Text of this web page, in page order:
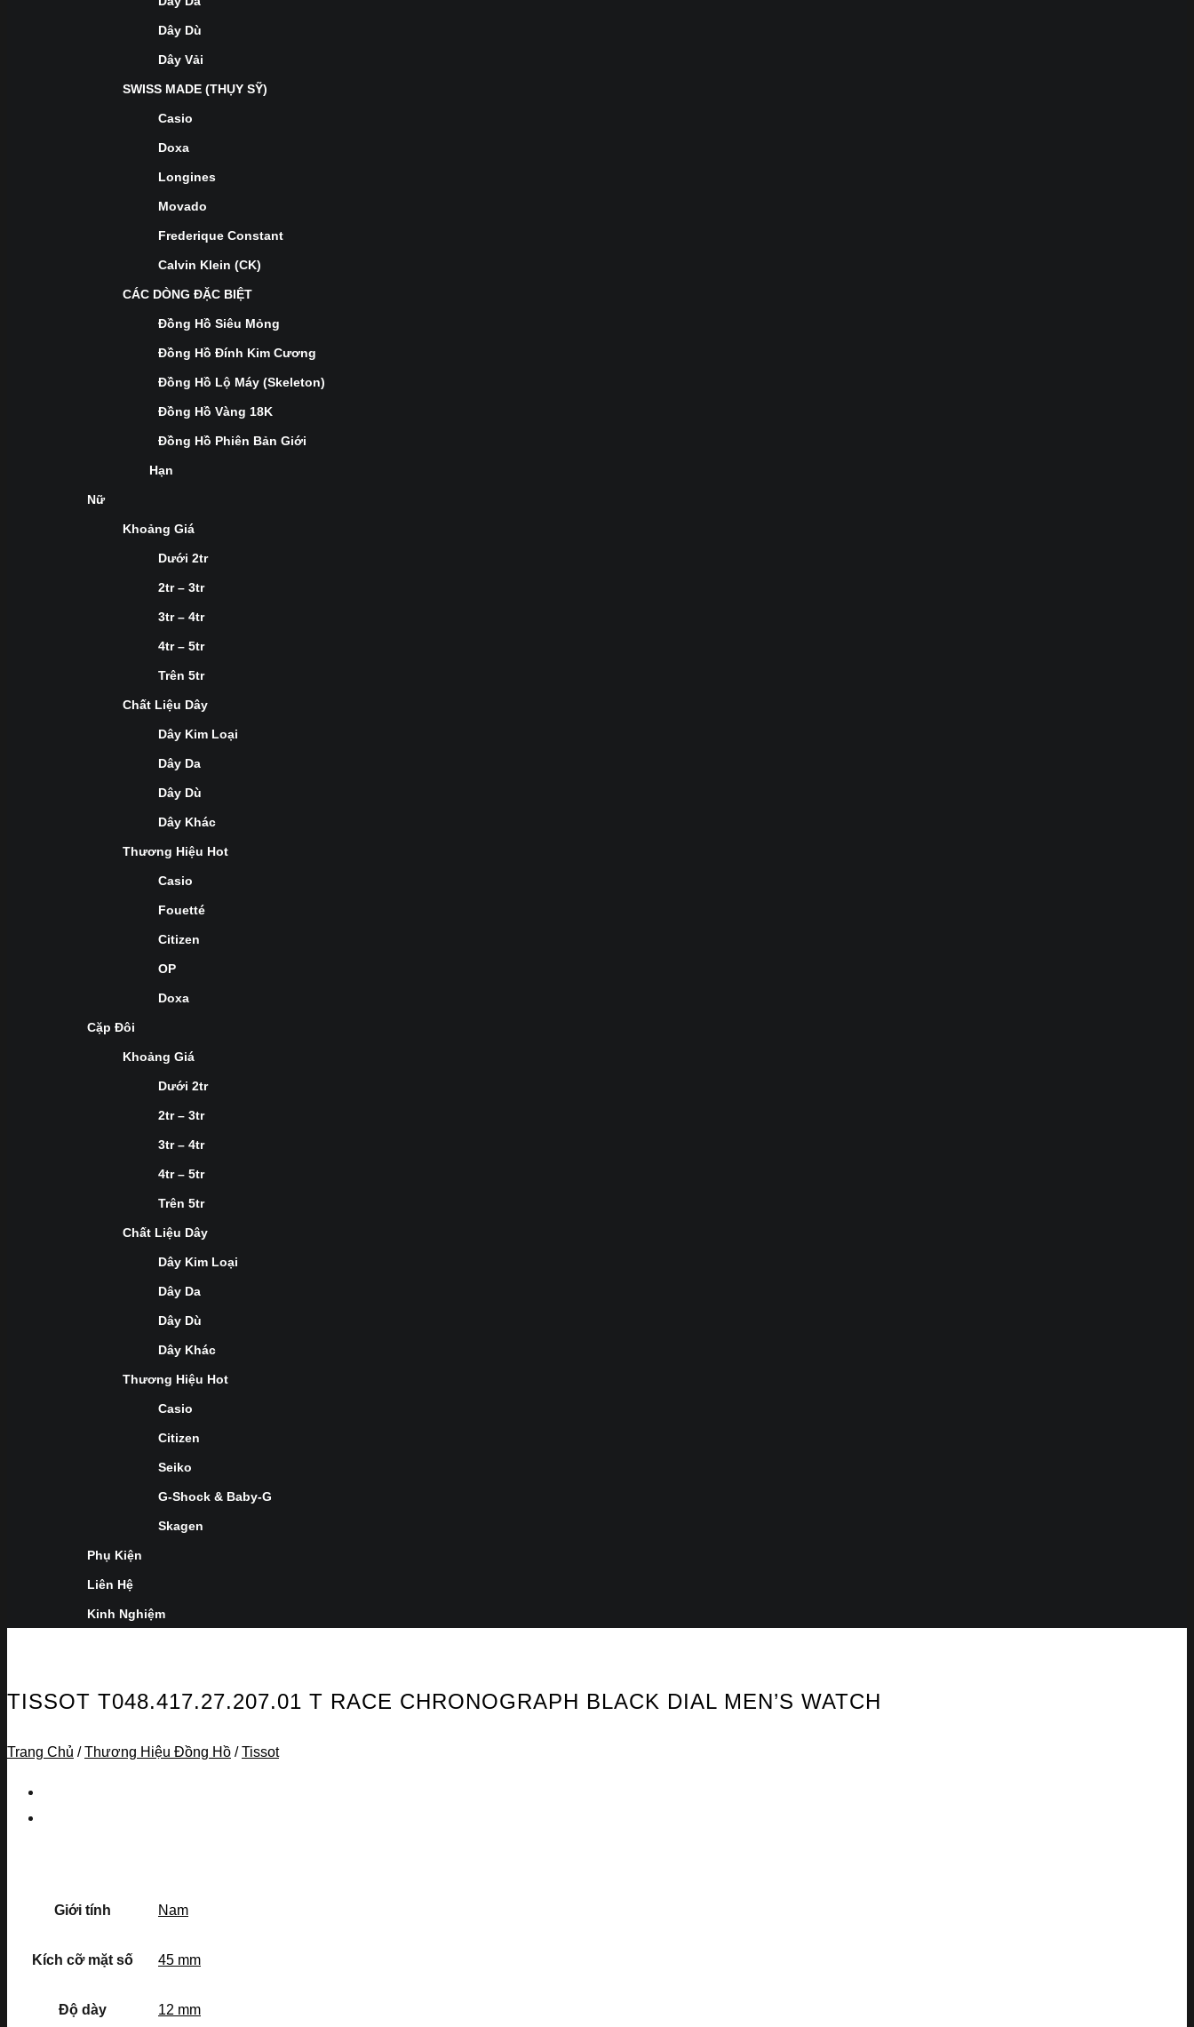
Dây Dù
Dây Vải
SWISS MADE (THỤY SỸ)
Casio
Doxa
Longines
Movado
Frederique Constant
Calvin Klein (CK)
CÁC DÒNG ĐẶC BIỆT
Đồng Hồ Siêu Mỏng
Đồng Hồ Đính Kim Cương
Đồng Hồ Lộ Máy (Skeleton)
Đồng Hồ Vàng 18K
Đồng Hồ Phiên Bản Giới
Hạn
Nữ
Khoảng Giá
Dưới 2tr
2tr – 3tr
3tr – 4tr
4tr – 5tr
Trên 5tr
Chất Liệu Dây
Dây Kim Loại
Dây Da
Dây Dù
Dây Khác
Thương Hiệu Hot
Casio
Fouetté
Citizen
OP
Doxa
Cặp Đôi
Khoảng Giá
Dưới 2tr
2tr – 3tr
3tr – 4tr
4tr – 5tr
Trên 5tr
Chất Liệu Dây
Dây Kim Loại
Dây Da
Dây Dù
Dây Khác
Thương Hiệu Hot
Casio
Citizen
Seiko
G-Shock & Baby-G
Skagen
Phụ Kiện
Liên Hệ
Kinh Nghiệm
TISSOT T048.417.27.207.01 T RACE CHRONOGRAPH BLACK DIAL MEN’S WATCH
Trang Chủ / Thương Hiệu Đồng Hồ / Tissot
Giới tính Nam
Kích cỡ mặt số 45 mm
Độ dày 12 mm